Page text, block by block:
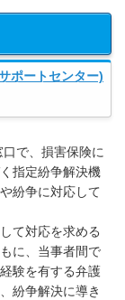
ポートセンター)
で、損害保険に
指定紛争解決機
紛争に対応して
て対応を求める
に、当事者間で
験を有する弁護
紛争解決に導き